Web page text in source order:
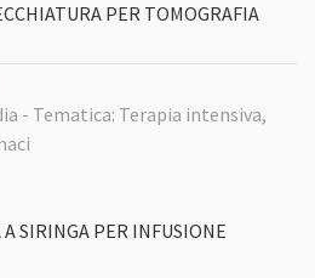
PER TOMOGRAFIA
- Tematica: Terapia intensiva,
SIRINGA PER INFUSIONE